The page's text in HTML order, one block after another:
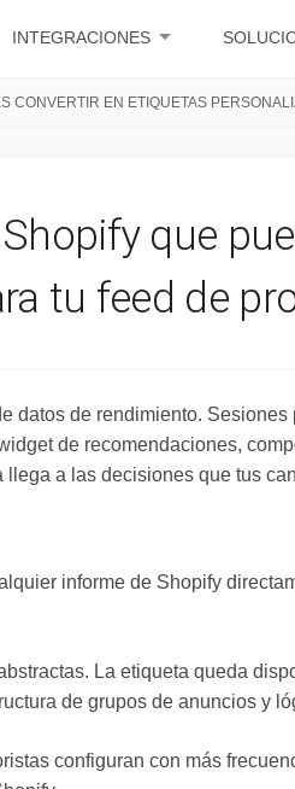
INTEGRACIONES arrow_drop_down
CONVERTIR EN ETIQUETAS
que
tu feed de
datos de rendimiento.
de recomendaciones,
a las decisiones que tus
informe de Shopify
La etiqueta queda
de grupos de anuncios y
configuran con más